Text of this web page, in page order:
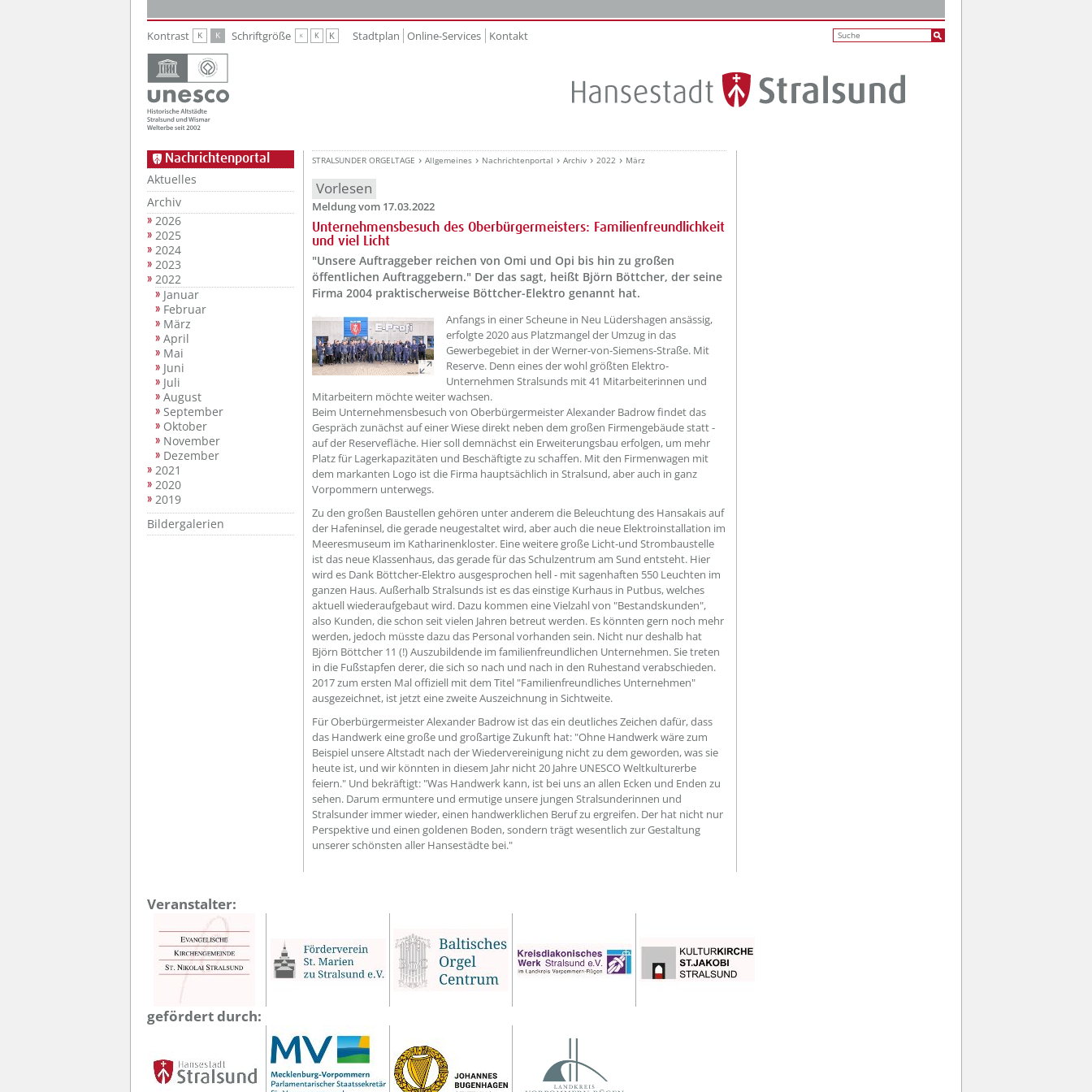
Kontrast K K Schriftgröße K K K Stadtplan Online-Services Kontakt
Nachrichtenportal
Aktuelles
Archiv
2026
2025
2024
2023
2022
Januar
Februar
März
April
Mai
Juni
Juli
August
September
Oktober
November
Dezember
2021
2020
2019
Bildergalerien
STRALSUNDER ORGELTAGE Allgemeines Nachrichtenportal Archiv 2022 März
Vorlesen
Meldung vom 17.03.2022
Unternehmensbesuch des Oberbürgermeisters: Familienfreundlichkeit
und viel Licht
"Unsere Auftraggeber reichen von Omi und Opi bis hin zu großen
öffentlichen Auftraggebern." Der das sagt, heißt Björn Böttcher, der seine
Firma 2004 praktischerweise Böttcher-Elektro genannt hat.
??? absaetzeOben[1]/titel ???
Anfangs in einer Scheune in Neu Lüdershagen ansässig,
erfolgte 2020 aus Platzmangel der Umzug in das
Gewerbegebiet in der Werner-von-Siemens-Straße. Mit
Reserve. Denn eines der wohl größten Elektro-
Unternehmen Stralsunds mit 41 Mitarbeiterinnen und
Mitarbeitern möchte weiter wachsen.
Beim Unternehmensbesuch von Oberbürgermeister Alexander Badrow findet das
Gespräch zunächst auf einer Wiese direkt neben dem großen Firmengebäude statt -
auf der Reservefläche. Hier soll demnächst ein Erweiterungsbau erfolgen, um mehr
Platz für Lagerkapazitäten und Beschäftigte zu schaffen. Mit den Firmenwagen mit
dem markanten Logo ist die Firma hauptsächlich in Stralsund, aber auch in ganz
Vorpommern unterwegs.
Zu den großen Baustellen gehören unter anderem die Beleuchtung des Hansakais auf
der Hafeninsel, die gerade neugestaltet wird, aber auch die neue Elektroinstallation im
Meeresmuseum im Katharinenkloster. Eine weitere große Licht-und Strombaustelle
ist das neue Klassenhaus, das gerade für das Schulzentrum am Sund entsteht. Hier
wird es Dank Böttcher-Elektro ausgesprochen hell - mit sagenhaften 550 Leuchten im
ganzen Haus. Außerhalb Stralsunds ist es das einstige Kurhaus in Putbus, welches
aktuell wiederaufgebaut wird. Dazu kommen eine Vielzahl von "Bestandskunden",
also Kunden, die schon seit vielen Jahren betreut werden. Es könnten gern noch mehr
werden, jedoch müsste dazu das Personal vorhanden sein. Nicht nur deshalb hat
Björn Böttcher 11 (!) Auszubildende im familienfreundlichen Unternehmen. Sie treten
in die Fußstapfen derer, die sich so nach und nach in den Ruhestand verabschieden.
2017 zum ersten Mal offiziell mit dem Titel "Familienfreundliches Unternehmen"
ausgezeichnet, ist jetzt eine zweite Auszeichnung in Sichtweite.
Für Oberbürgermeister Alexander Badrow ist das ein deutliches Zeichen dafür, dass
das Handwerk eine große und großartige Zukunft hat: "Ohne Handwerk wäre zum
Beispiel unsere Altstadt nach der Wiedervereinigung nicht zu dem geworden, was sie
heute ist, und wir könnten in diesem Jahr nicht 20 Jahre UNESCO Weltkulturerbe
feiern." Und bekräftigt: "Was Handwerk kann, ist bei uns an allen Ecken und Enden zu
sehen. Darum ermuntere und ermutige unsere jungen Stralsunderinnen und
Stralsunder immer wieder, einen handwerklichen Beruf zu ergreifen. Der hat nicht nur
Perspektive und einen goldenen Boden, sondern trägt wesentlich zur Gestaltung
unserer schönsten aller Hansestädte bei."
Veranstalter:
gefördert durch: